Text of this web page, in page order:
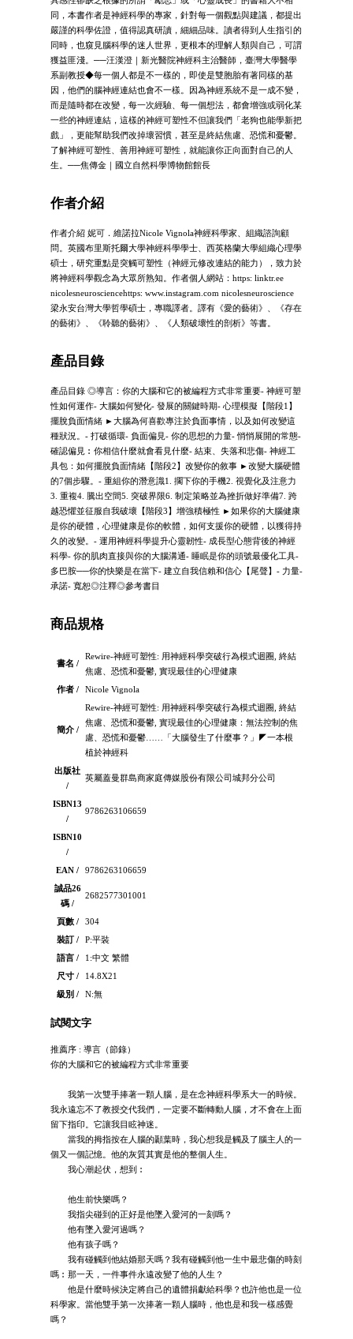
同，本書作者是神經科學的專家，針對每一個觀點與建議，都提出
嚴謹的科學佐證，值得認真研讀，細細品味。讀者得到人生指引的
同時，也窺見腦科學的迷人世界，更根本的理解人類與自己，可謂
獲益匪淺。──汪漢澄｜新光醫院神經科主治醫師，臺灣大學醫學
系副教授◆每一個人都是不一樣的，即使是雙胞胎有著同樣的基
因，他們的腦神經連結也會不一樣。因為神經系統不是一成不變，
而是隨時都在改變，每一次經驗、每一個想法，都會增強或弱化某
一些的神經連結，這樣的神經可塑性不但讓我們「老狗也能學新把
戲」，更能幫助我們改掉壞習慣，甚至是終結焦慮、恐慌和憂鬱。
了解神經可塑性、善用神經可塑性，就能讓你正向面對自己的人
生。──焦傳金｜國立自然科學博物館館長
作者介紹
作者介紹 妮可．維諾拉Nicole Vignola神經科學家、組織諮詢顧
問。英國布里斯托爾大學神經科學學士、西英格蘭大學組織心理學
碩士，研究重點是突觸可塑性（神經元修改連結的能力），致力於
將神經科學觀念為大眾所熟知。作者個人網站：https: linktr.ee
nicolesneurosciencehttps: www.instagram.com nicolesneuroscience
梁永安台灣大學哲學碩士，專職譯者。譯有《愛的藝術》、《存在
的藝術》、《聆聽的藝術》、《人類破壞性的剖析》等書。
產品目錄
產品目錄 ◎導言：你的大腦和它的被編程方式非常重要- 神經可塑
性如何運作- 大腦如何變化- 發展的關鍵時期- 心理模擬【階段1】
擺脫負面情緒 ►大腦為何喜歡專注於負面事情，以及如何改變這
種狀況。- 打破循環- 負面偏見- 你的思想的力量- 悄悄展開的常態-
確認偏見︰你相信什麼就會看見什麼- 結束、失落和悲傷- 神經工
具包：如何擺脫負面情緒【階段2】改變你的敘事 ►改變大腦硬體
的7個步驟。- 重組你的潛意識1. 擱下你的手機2. 視覺化及注意力
3. 重複4. 騰出空間5. 突破界限6. 制定策略並為挫折做好準備7. 跨
越恐懼並征服自我破壞【階段3】增強積極性 ►如果你的大腦健康
是你的硬體，心理健康是你的軟體，如何支援你的硬體，以獲得持
久的改變。- 運用神經科學提升心靈韌性- 成長型心態背後的神經
科學- 你的肌肉直接與你的大腦溝通- 睡眠是你的頭號最優化工具-
多巴胺──你的快樂是在當下- 建立自我信賴和信心【尾聲】- 力量-
承諾- 寬恕◎注釋◎參考書目
商品規格
書名 /
Rewire-神經可塑性: 用神經科學突破行為模式迴圈, 終結
焦慮、恐慌和憂鬱, 實現最佳的心理健康
作者 /
Nicole Vignola
簡介 /
Rewire-神經可塑性: 用神經科學突破行為模式迴圈, 終結
焦慮、恐慌和憂鬱, 實現最佳的心理健康：無法控制的焦
慮、恐慌和憂鬱……「大腦發生了什麼事？」◤一本根
植於神經科
出版社
/
英屬蓋曼群島商家庭傳媒股份有限公司城邦分公司
ISBN13
/
9786263106659
ISBN10
/
EAN /
9786263106659
誠品26
碼 /
2682577301001
頁數 /
304
裝訂 /
P:平裝
語言 /
1:中文 繁體
尺寸 /
14.8X21
級別 /
N:無
試閱文字
推薦序 : 導言（節錄）
你的大腦和它的被編程方式非常重要
我第一次雙手捧著一顆人腦，是在念神經科學系大一的時候。
我永遠忘不了教授交代我們，一定要不斷轉動人腦，才不會在上面
留下指印。它讓我目眩神迷。
當我的拇指按在人腦的顳葉時，我心想我是觸及了腦主人的一
個又一個記憶。他的灰質其實是他的整個人生。
我心潮起伏，想到︰
他生前快樂嗎？
我指尖碰到的正好是他墜入愛河的一刻嗎？
他有墜入愛河過嗎？
他有孩子嗎？
我有碰觸到他結婚那天嗎？我有碰觸到他一生中最悲傷的時刻
嗎︰那一天，一件事件永遠改變了他的人生？
他是什麼時候決定將自己的遺體捐獻給科學？也許他也是一位
科學家。當他雙手第一次捧著一顆人腦時，他也是和我一樣感覺
嗎？